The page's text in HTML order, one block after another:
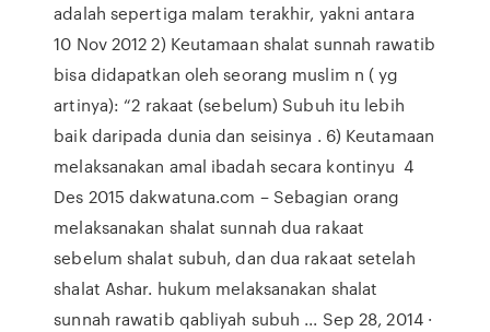
adalah sepertiga malam terakhir, yakni antara
10 Nov 2012 2) Keutamaan shalat sunnah rawatib
bisa didapatkan oleh seorang muslim n ( yg
artinya): “2 rakaat (sebelum) Subuh itu lebih
baik daripada dunia dan seisinya . 6) Keutamaan
melaksanakan amal ibadah secara kontinyu 4
Des 2015 dakwatuna.com – Sebagian orang
melaksanakan shalat sunnah dua rakaat
sebelum shalat subuh, dan dua rakaat setelah
shalat Ashar. hukum melaksanakan shalat
sunnah rawatib qabliyah subuh ... Sep 28, 2014 ·